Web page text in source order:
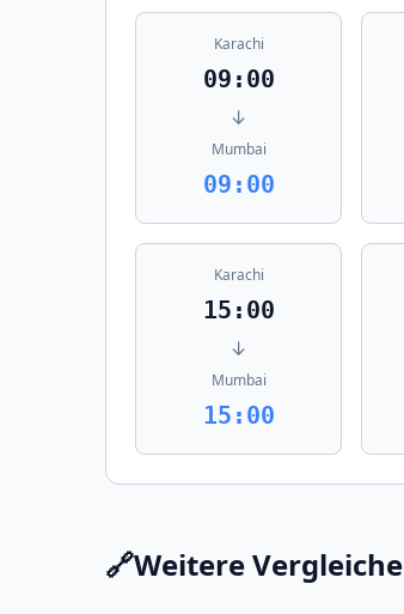
Karachi
09:00
↓
Mumbai
09:00
Karachi
15:00
↓
Mumbai
15:00
🔗Weitere Vergleiche